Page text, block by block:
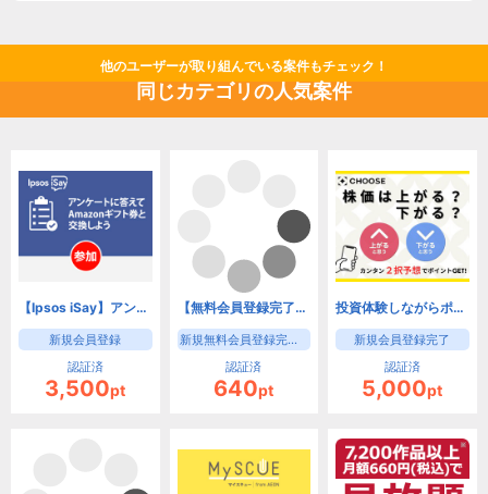
他のユーザーが取り組んでいる案件もチェック！
同じカテゴリの人気案件
【Ipsos iSay】アンケートに答える！ポイントを貰う！世界が広がる！
新規会員登録
認証済
3,500pt
【無料会員登録完了】インクロムボランティアセンター【ボランティアセンター 無料会員登録】
新規無料会員登録完了で成果となります。
認証済
640pt
投資体験しながらポイ活できる「CHOOSE」
新規会員登録完了
認証済
5,000pt